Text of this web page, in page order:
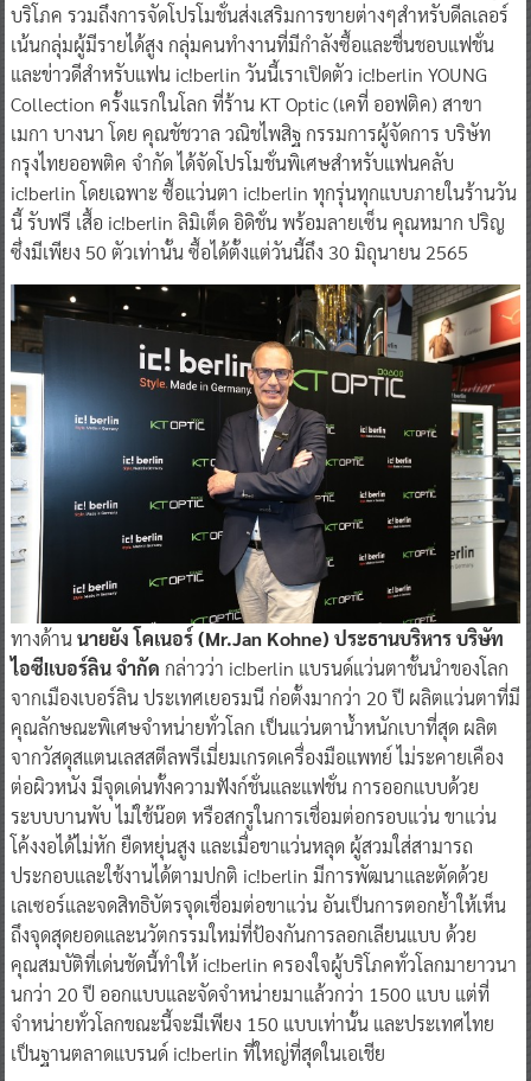
บริโภค รวมถึงการจัดโปรโมชั่นส่งเสริมการขายต่างๆสำหรับดีลเลอร์
เน้นกลุ่มผู้มีรายได้สูง กลุ่มคนทำงานที่มีกำลังซื้อและชื่นชอบแฟชั่น
และข่าวดีสำหรับแฟน ic!berlin วันนี้เราเปิดตัว ic!berlin YOUNG
Collection ครั้งแรกในโลก ที่ร้าน KT Optic (เคที่ ออฟติค) สาขา
เมกา บางนา โดย คุณชัชวาล วณิชไพสิฐ กรรมการผู้จัดการ บริษัท
กรุงไทยออพติค จำกัด ได้จัดโปรโมชั่นพิเศษสำหรับแฟนคลับ
ic!berlin โดยเฉพาะ ซื้อแว่นตา ic!berlin ทุกรุ่นทุกแบบภายในร้านวัน
นี้ รับฟรี เสื้อ ic!berlin ลิมิเต็ด อิดิชั่น พร้อมลายเซ็น คุณหมาก ปริญ
ซึ่งมีเพียง 50 ตัวเท่านั้น ซื้อได้ตั้งแต่วันนี้ถึง 30 มิถุนายน 2565
ทางด้านนายยัง โคเนอร์ (Mr.Jan Kohne) ประธานบริหาร บริษัท
ไอซี!เบอร์ลิน จำกัด กล่าวว่า ic!berlin แบรนด์แว่นตาชั้นนำของโลก
จากเมืองเบอร์ลิน ประเทศเยอรมนี ก่อตั้งมากว่า 20 ปี ผลิตแว่นตาที่มี
คุณลักษณะพิเศษจำหน่ายทั่วโลก เป็นแว่นตาน้ำหนักเบาที่สุด ผลิต
จากวัสดุสแตนเลสสตีลพรีเมี่ยมเกรดเครื่องมือแพทย์ ไม่ระคายเคือง
ต่อผิวหนัง มีจุดเด่นทั้งความฟังก์ชั่นและแฟชั่น การออกแบบด้วย
ระบบบานพับ ไม่ใช้น๊อต หรือสกรูในการเชื่อมต่อกรอบแว่น ขาแว่น
โค้งงอได้ไม่หัก ยืดหยุ่นสูง และเมื่อขาแว่นหลุด ผู้สวมใส่สามารถ
ประกอบและใช้งานได้ตามปกติ ic!berlin มีการพัฒนาและตัดด้วย
เลเซอร์และจดสิทธิบัตรจุดเชื่อมต่อขาแว่น อันเป็นการตอกย้ำให้เห็น
ถึงจุดสุดยอดและนวัตกรรมใหม่ที่ป้องกันการลอกเลียนแบบ ด้วย
คุณสมบัติที่เด่นชัดนี้ทำให้ ic!berlin ครองใจผู้บริโภคทั่วโลกมายาวนา
นกว่า 20 ปี ออกแบบและจัดจำหน่ายมาแล้วกว่า 1500 แบบ แต่ที่
จำหน่ายทั่วโลกขณะนี้จะมีเพียง 150 แบบเท่านั้น และประเทศไทย
เป็นฐานตลาดแบรนด์ ic!berlin ที่ใหญ่ที่สุดในเอเชีย